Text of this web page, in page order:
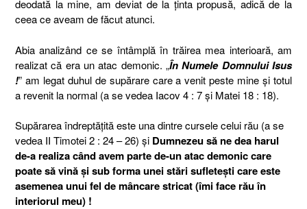
deodată la mine, am deviat de la ținta propusă, adică de la
ceea ce aveam de făcut atunci.
Abia analizând ce se întâmplă în trăirea mea interioară, am
realizat că era un atac demonic. „În Numele Domnului Isus
!” am legat duhul de supărare care a venit peste mine și totul
a revenit la normal (a se vedea Iacov 4 : 7 și Matei 18 : 18).
Supărarea îndreptățită este una dintre cursele celui rău (a se
vedea II Timotei 2 : 24 – 26) și Dumnezeu să ne dea harul
de-a realiza când avem parte de-un atac demonic care
poate să vină și sub forma unei stări sufletești care este
asemenea unui fel de mâncare stricat (îmi face rău în
interiorul meu) !